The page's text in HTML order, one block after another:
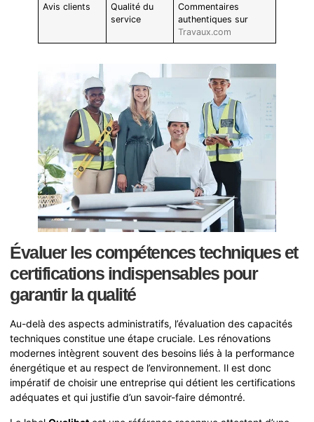
Avis clients
Qualité du
service
Commentaires
authentiques sur
Travaux.com
Évaluer les compétences techniques et
certifications indispensables pour
garantir la qualité
Au-delà des aspects administratifs, l’évaluation des capacités
techniques constitue une étape cruciale. Les rénovations
modernes intègrent souvent des besoins liés à la performance
énergétique et au respect de l’environnement. Il est donc
impératif de choisir une entreprise qui détient les certifications
adéquates et qui justifie d’un savoir-faire démontré.